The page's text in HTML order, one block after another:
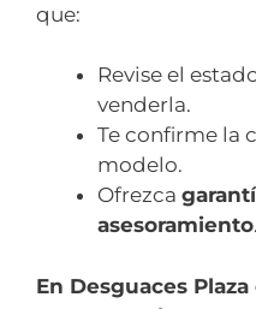
que:
Revise el
venderla.
Te confirme la
modelo.
Ofrezca
asesoramiento.
En Desguaces